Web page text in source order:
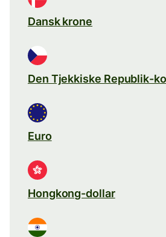
Dansk krone
Den Tjekkiske Republik-
Euro
Hongkong-dollar